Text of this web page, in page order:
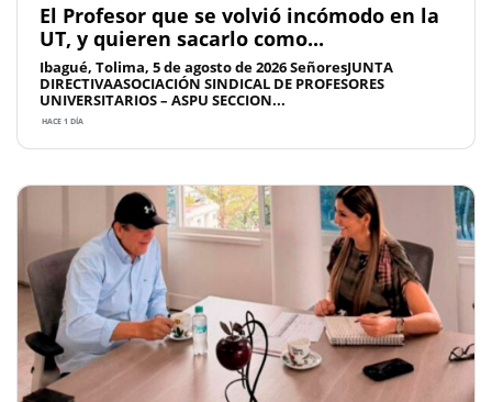
El Profesor que se volvió incómodo en la
UT, y quieren sacarlo como...
Ibagué, Tolima, 5 de agosto de 2026 SeñoresJUNTA
DIRECTIVAASOCIACIÓN SINDICAL DE PROFESORES
UNIVERSITARIOS – ASPU SECCION...
HACE 1 DÍA